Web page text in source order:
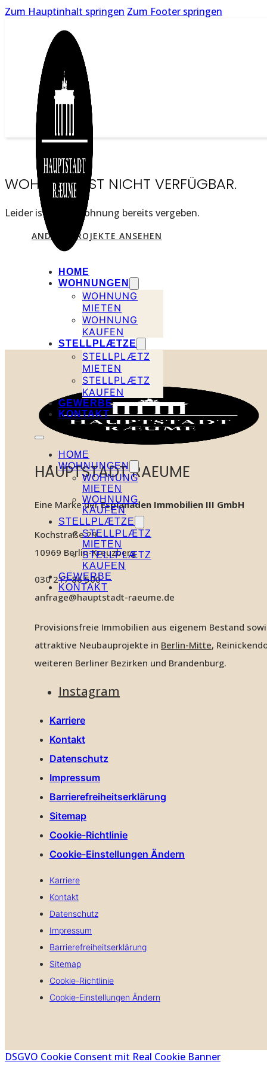
Zum Hauptinhalt springen Zum Footer springen
HOME
WOHNUNGEN
WOHNUNG
MIETEN
WOHNUNG
KAUFEN
STELLPLÆTZE
STELLPLÆTZ
MIETEN
STELLPLÆTZ
KAUFEN
GEWERBE
KONTAKT
HOME
WOHNUNGEN
WOHNUNG
MIETEN
WOHNUNG
KAUFEN
STELLPLÆTZE
STELLPLÆTZ
MIETEN
STELLPLÆTZ
KAUFEN
GEWERBE
KONTAKT
WOHNUNG IST NICHT VERFÜGBAR.
Leider ist diese Wohnung bereits vergeben.
ANDERE PROJEKTE ANSEHEN
HAUPTSTADT RAEUME
Eine Marke derEsplanaden Immobilien III GmbH
Kochstraße 29
10969 Berlin-Kreuzberg
030 217 86 500
anfrage@hauptstadt-raeume.de
Provisionsfreie Immobilien aus eigenem Bestand
attraktive Neubauprojekte in Berlin-Mitte,
weiteren Berliner Bezirken und Brandenburg.
Instagram
Karriere
Kontakt
Datenschutz
Impressum
Barrierefreiheitserklärung
Sitemap
Cookie-Richtlinie
Cookie-Einstellungen Ändern
Karriere
Kontakt
Datenschutz
Impressum
Barrierefreiheitserklärung
Sitemap
Cookie-Richtlinie
Cookie-Einstellungen Ändern
DSGVO Cookie Consent mit Real Cookie Banner